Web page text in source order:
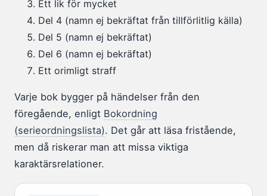
Ett lik för mycket
Del 4 (namn ej bekräftat från tillförlitlig källa)
Del 5 (namn ej bekräftat)
Del 6 (namn ej bekräftat)
Ett orimligt straff
Varje bok bygger på händelser från den
föregående, enligt Bokordning
(serieordningslista). Det går att läsa fristående,
men då riskerar man att missa viktiga
karaktärsrelationer.